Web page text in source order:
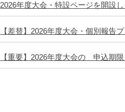
2026年度大会・特設ページを開設し
【差替】2026年度大会・個別報告
【重要】2026年度大会の 申込